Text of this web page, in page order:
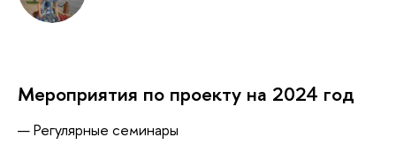
Мероприятия по проекту на 2024 год
Регулярные семинары